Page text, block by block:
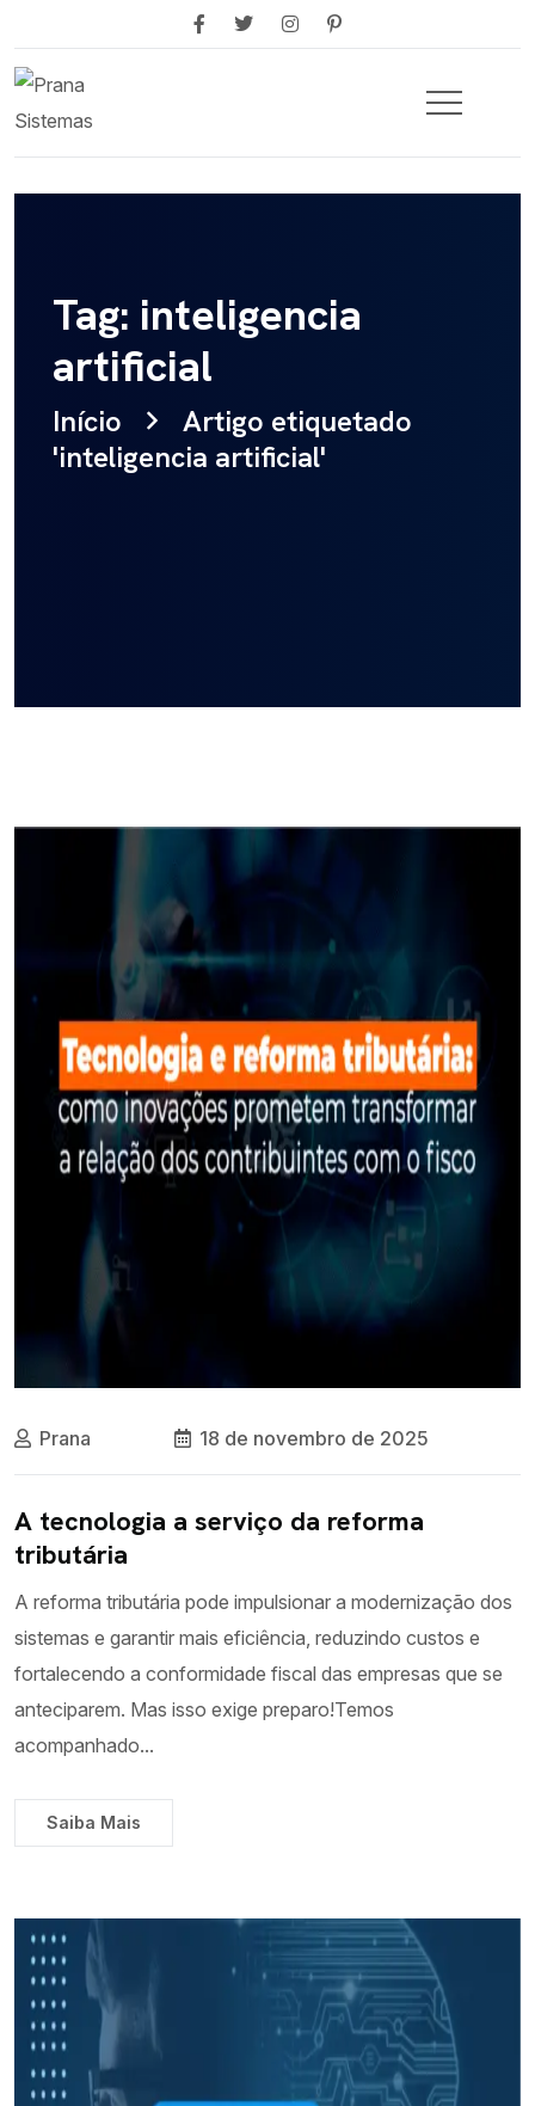
Tag: inteligencia
artificial
Início
Artigo etiquetado
'inteligencia artificial'
Prana 18 de novembro de 2025
A tecnologia a serviço da reforma
tributária
A reforma tributária pode impulsionar a modernização dos
sistemas e garantir mais eficiência, reduzindo custos e
fortalecendo a conformidade fiscal das empresas que se
anteciparem. Mas isso exige preparo!Temos
acompanhado...
Saiba Mais